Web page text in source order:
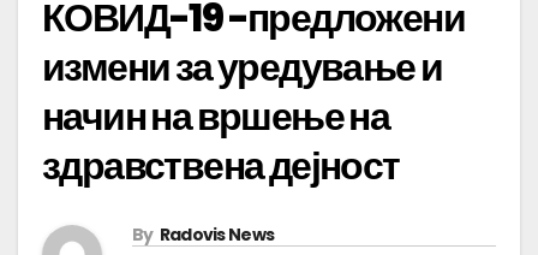
КОВИД-19 -предложени
измени за уредување и
начин на вршење на
здравствена дејност
By Radovis News